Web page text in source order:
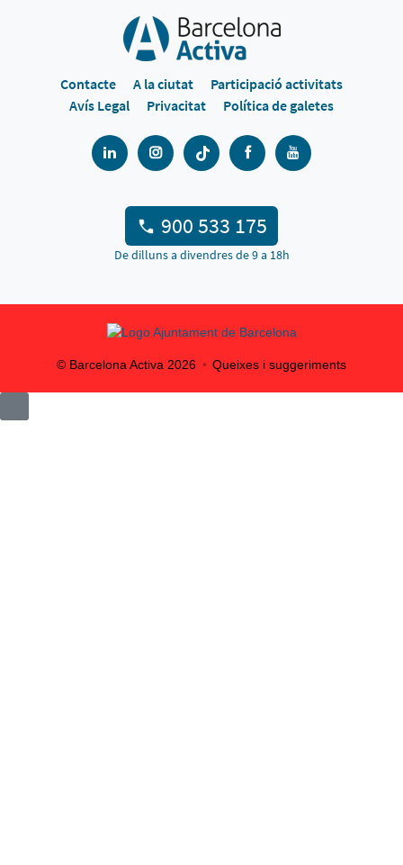
Contacte A la ciutat
Participació activitats
Avís Legal
Privacitat Política de galetes
900 533 175
De dilluns a divendres de 9 a 18h
© Barcelona Activa 2026 Queixes i suggeriments